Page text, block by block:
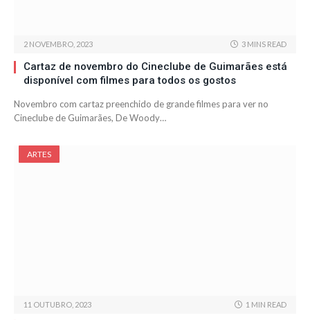
2 NOVEMBRO, 2023 3 MINS READ
Cartaz de novembro do Cineclube de Guimarães está
disponível com filmes para todos os gostos
Novembro com cartaz preenchido de grande filmes para ver no
Cineclube de Guimarães, De Woody…
ARTES
11 OUTUBRO, 2023 1 MIN READ